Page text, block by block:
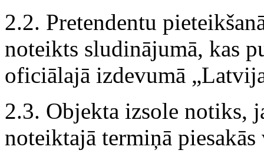
2.2. Pretendentu
noteikts sludinājumā, kas
oficiālajā izdevumā
2.3. Objekta izsole notiks,
noteiktajā termiņā